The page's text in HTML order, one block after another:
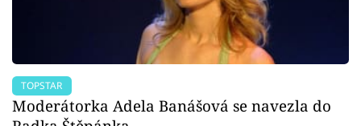
TOPSTAR
Moderátorka Adela Banášová se navezla do